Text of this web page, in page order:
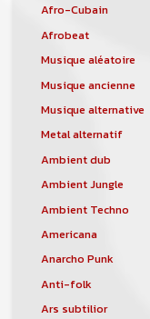
Afro-Cubain
Afrobeat
Musique aléatoire
Musique ancienne
Musique alternative
Metal alternatif
Ambient dub
Ambient Jungle
Ambient Techno
Americana
Anarcho Punk
Anti-folk
Ars subtilior